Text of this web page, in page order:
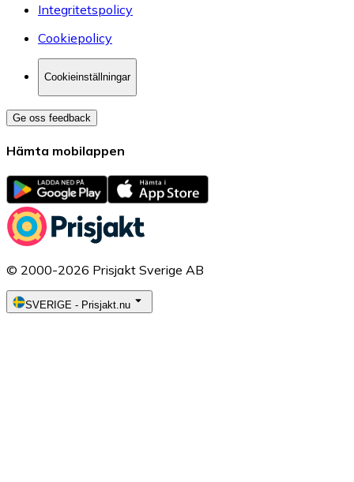
Integritetspolicy
Cookiepolicy
Cookieinställningar
Ge oss feedback
Hämta mobilappen
© 2000-2026 Prisjakt Sverige AB
SVERIGE - Prisjakt.nu